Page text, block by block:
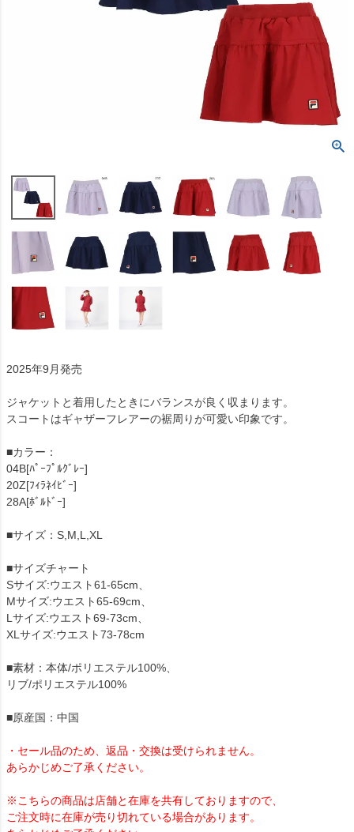
2025年9月発売
ジャケットと着用したときにバランスが良く収まります。
スコートはギャザーフレアーの裾周りが可愛い印象です。
■カラー：
04B[ﾊﾟｰﾌﾟﾙｸﾞﾚｰ]
20Z[ﾌｨﾗﾈｲﾋﾞｰ]
28A[ﾎﾞﾙﾄﾞｰ]
■サイズ：S,M,L,XL
■サイズチャート
Sサイズ:ウエスト61-65cm、
Mサイズ:ウエスト65-69cm、
Lサイズ:ウエスト69-73cm、
XLサイズ:ウエスト73-78cm
■素材：本体/ポリエステル100%、
リブ/ポリエステル100%
■原産国：中国
・セール品のため、返品・交換は受けられません。
あらかじめご了承ください。
※こちらの商品は店舗と在庫を共有しておりますので、
ご注文時に在庫が売り切れている場合があります。